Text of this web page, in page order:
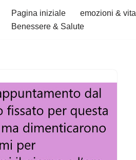
Pagina iniziale emozioni & vita
Benessere & Salute